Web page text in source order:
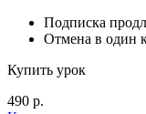
Подписка
Отмена в один
Купить урок
490 р.